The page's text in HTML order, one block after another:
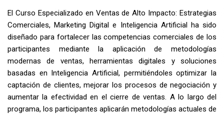
El Curso Especializado en Ventas de Alto Impacto: Estrategias
Comerciales, Marketing Digital e Inteligencia Artificial ha sido
diseñado para fortalecer las competencias comerciales de los
participantes mediante la aplicación de metodologías
modernas de ventas, herramientas digitales y soluciones
basadas en Inteligencia Artificial, permitiéndoles optimizar la
captación de clientes, mejorar los procesos de negociación y
aumentar la efectividad en el cierre de ventas. A lo largo del
programa, los participantes aplicarán metodologías actuales de